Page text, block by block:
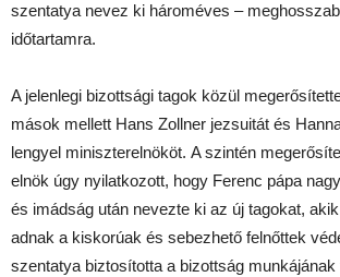
szentatya nevez ki hároméves –
időtartamra.
A jelenlegi bizottsági tagok közül
mások mellett Hans Zollner jezsuitát és
lengyel miniszterelnököt. A szintén
elnök úgy nyilatkozott, hogy Ferenc pápa
és imádság után nevezte ki az új tagokat,
adnak a kiskorúak és sebezhető felnőttek
szentatya biztosította a bizottság munkájának